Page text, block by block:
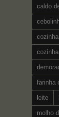
caldo
farinha
leite
molho